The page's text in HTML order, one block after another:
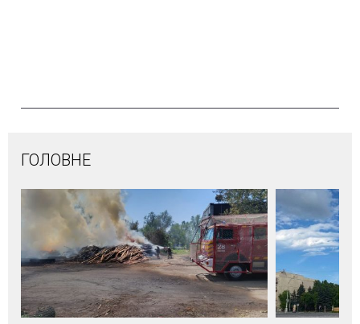
ГОЛОВНЕ